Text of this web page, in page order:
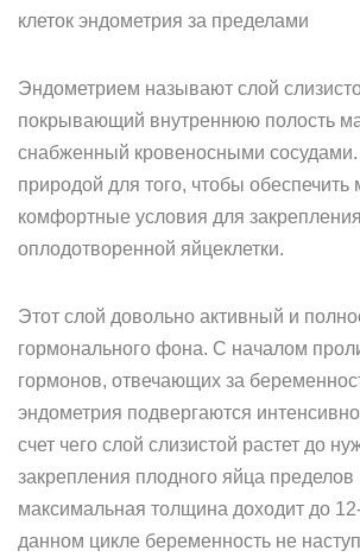
клеток эндометрия за пределами
Эндометрием называют слой
покрывающий внутреннюю полость
снабженный кровеносными
природой для того, чтобы обеспечить
комфортные условия для
оплодотворенной яйцеклетки.
Этот слой довольно активный и
гормонального фона. С началом
гормонов, отвечающих за
эндометрия подвергаются
счет чего слой слизистой растет до
закрепления плодного яйца пределов
максимальная толщина доходит до
данном цикле беременность не